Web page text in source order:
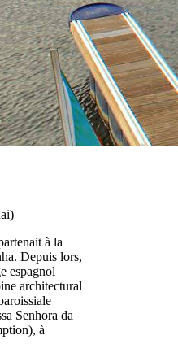
à la
Depuis lors,
espagnol
architectural
Senhora da
à